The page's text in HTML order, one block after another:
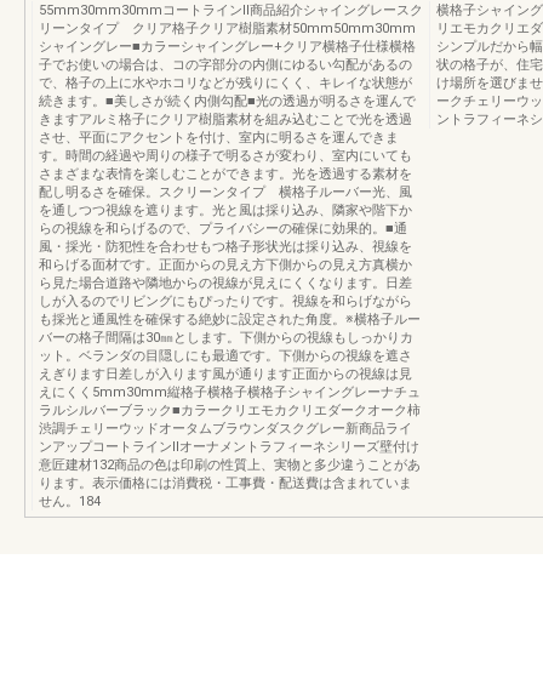
55mm30mm30mmコートラインⅡ商品紹介シャイングレースク
リーンタイプ クリア格子クリア樹脂素材50mm50mm30mm
シャイングレー■カラーシャイングレー+クリア横格子仕様横格
子でお使いの場合は、コの字部分の内側にゆるい勾配があるの
で、格子の上に水やホコリなどが残りにくく、キレイな状態が
続きます。■美しさが続く内側勾配■光の透過が明るさを運んで
きますアルミ格子にクリア樹脂素材を組み込むことで光を透過
させ、平面にアクセントを付け、室内に明るさを運んできま
す。時間の経過や周りの様子で明るさが変わり、室内にいても
さまざまな表情を楽しむことができます。光を透過する素材を
配し明るさを確保。スクリーンタイプ 横格子ルーバー光、風
を通しつつ視線を遮ります。光と風は採り込み、隣家や階下か
らの視線を和らげるので、プライバシーの確保に効果的。■通
風・採光・防犯性を合わせもつ格子形状光は採り込み、視線を
和らげる面材です。正面からの見え方下側からの見え方真横か
ら見た場合道路や隣地からの視線が見えにくくなります。日差
しが入るのでリビングにもぴったりです。視線を和らげながら
も採光と通風性を確保する絶妙に設定された角度。※横格子ルー
バーの格子間隔は30㎜とします。下側からの視線もしっかりカ
ット。ベランダの目隠しにも最適です。下側からの視線を遮さ
えぎります日差しが入ります風が通ります正面からの視線は見
えにくく5mm30mm縦格子横格子横格子シャイングレーナチュ
ラルシルバーブラック■カラークリエモカクリエダークオーク柿
渋調チェリーウッドオータムブラウンダスクグレー新商品ライ
ンアップコートラインⅡオーナメントラフィーネシリーズ壁付け
意匠建材132商品の色は印刷の性質上、実物と多少違うことがあ
ります。表示価格には消費税・工事費・配送費は含まれていま
せん。184
横格子シャイン
リエモカクリエ
シンプルだから
状の格子が、住
け場所を選びま
ークチェリーウ
ントラフィーネ